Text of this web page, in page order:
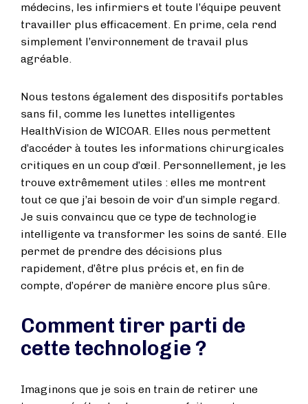
médecins, les infirmiers et toute l’équipe peuvent
travailler plus efficacement. En prime, cela rend
simplement l’environnement de travail plus
agréable.
Nous testons également des dispositifs portables
sans fil, comme les lunettes intelligentes
HealthVision de WICOAR. Elles nous permettent
d’accéder à toutes les informations chirurgicales
critiques en un coup d’œil. Personnellement, je les
trouve extrêmement utiles : elles me montrent
tout ce que j’ai besoin de voir d’un simple regard.
Je suis convaincu que ce type de technologie
intelligente va transformer les soins de santé. Elle
permet de prendre des décisions plus
rapidement, d’être plus précis et, en fin de
compte, d’opérer de manière encore plus sûre.
Comment tirer parti de
cette technologie ?
Imaginons que je sois en train de retirer une